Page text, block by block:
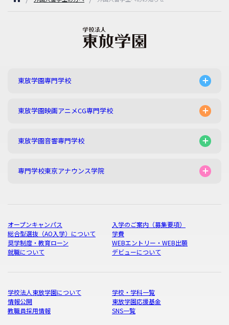
東放学園専門学校
東放学園映画アニメCG専門学校
東放学園音響専門学校
専門学校東京アナウンス学院
オープンキャンパス
入学のご案内（募集要項）
総合型選抜（AO入学）について
学費
奨学制度・教育ローン
WEBエントリー・WEB出願
就職について
デビューについて
学校法人東放学園について
学校・学科一覧
情報公開
東放学園応援基金
教職員採用情報
SNS一覧